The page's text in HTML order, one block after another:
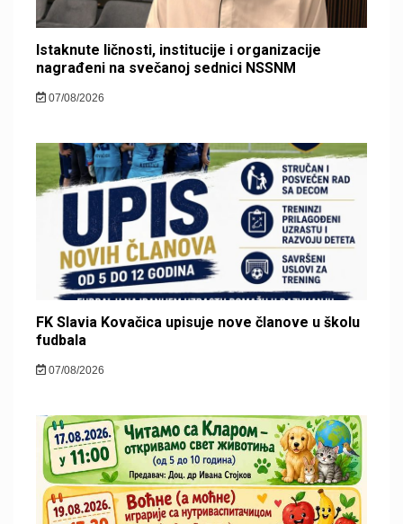
Istaknute ličnosti, institucije i organizacije
nagrađeni na svečanoj sednici NSSNM
07/08/2026
FK Slavia Kovačica upisuje nove članove u školu
fudbala
07/08/2026